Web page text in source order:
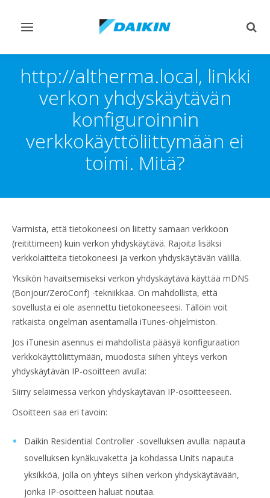
Vaihda
http://altherma.local, linkki
verkon yhdyskäytävän
konfiguroinnin
verkkokäyttöliittymään ei
toimi. Mitä?
Varmista, että tietokoneesi on liitetty samaan verkkoon
(reitittimeen) kuin verkon yhdyskäytävä. Rajoita lisäksi
verkkolaitteita tietokoneesi ja verkon yhdyskäytävän välillä.
Yksikön havaitsemiseksi verkon yhdyskäytävä käyttää mDNS
(Bonjour/ZeroConf) -tekniikkaa. On mahdollista, että
sovellusta ei ole asennettu tietokoneeseesi. Tällöin voit
ratkaista ongelman asentamalla iTunes-ohjelmiston.
Jos iTunesin asennus ei mahdollista pääsyä konfiguraation
verkkokäyttöliittymään, muodosta siihen yhteys verkon
yhdyskäytävän IP-osoitteen avulla:
Siirry selaimessa verkon yhdyskäytävän IP-osoitteeseen.
Osoitteen saa eri tavoin:
Daikin Residential Controller -sovelluksen avulla: napauta
sovelluksen kynäkuvaketta ja kohdassa Units napauta
yksikköä, jolla on yhteys siihen verkon yhdyskäytävään,
jonka IP-osoitteen haluat noutaa.